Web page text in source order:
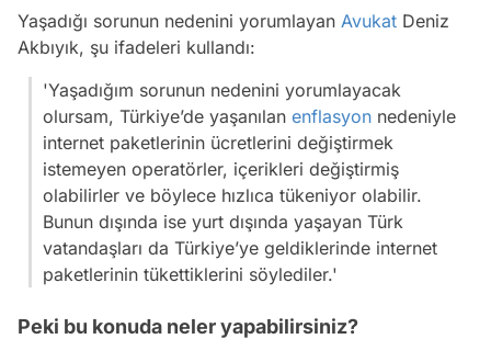
Yaşadığı sorunun nedenini yorumlayan Avukat Deniz
Akbıyık, şu ifadeleri kullandı:
'Yaşadığım sorunun nedenini yorumlayacak
olursam, Türkiye’de yaşanılan enflasyon nedeniyle
internet paketlerinin ücretlerini değiştirmek
istemeyen operatörler, içerikleri değiştirmiş
olabilirler ve böylece hızlıca tükeniyor olabilir.
Bunun dışında ise yurt dışında yaşayan Türk
vatandaşları da Türkiye’ye geldiklerinde internet
paketlerinin tükettiklerini söylediler.'
Peki bu konuda neler yapabilirsiniz?